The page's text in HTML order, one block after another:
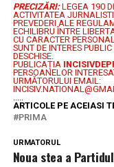
PRECIZĂRI: LEGEA 190
ACTIVITATEA
PREVEDERI ALE
ECHILIBRU ÎNTRE
CU CARACTER
SUNT DE INTERES
DESCHISE.
PUBLICAȚIA
PERSOANELOR
URMĂTORULUI EMAIL:
.....
ARTICOLE PE ACEIASI
PRIMA
URMATORUL
Noua stea a